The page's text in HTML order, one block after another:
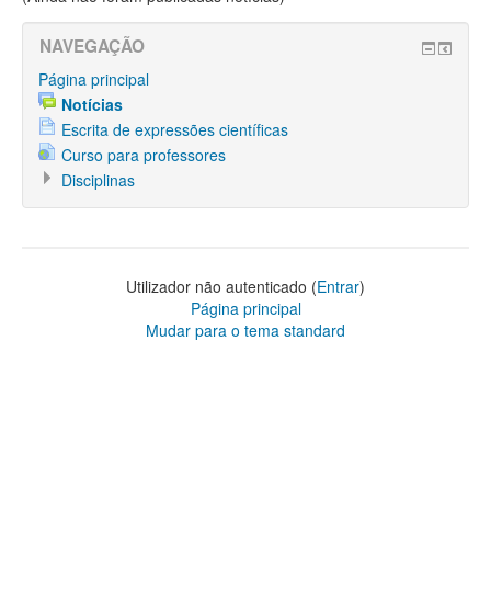
NAVEGAÇÃO
Página principal
Notícias
Escrita de expressões científicas
Curso para professores
Disciplinas
Utilizador não autenticado (Entrar)
Página principal
Mudar para o tema standard